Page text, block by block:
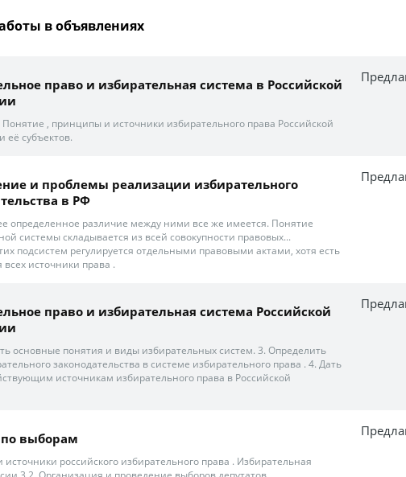
в объявлениях
право и избирательная система в Российской
, принципы и источники избирательного права Российской
её субъектов.
и проблемы реализации избирательного
в РФ
определенное различие между ними все же имеется. Понятие
системы складывается из всей совокупности правовых...
подсистем регулируется отдельными правовыми актами, хотя есть
источники права .
право и избирательная система Российской
основные понятия и виды избирательных систем. 3. Определить
законодательства в системе избирательного права . 4. Дать
источникам избирательного права в Российской
выборам
источники российского избирательного права . Избирательная